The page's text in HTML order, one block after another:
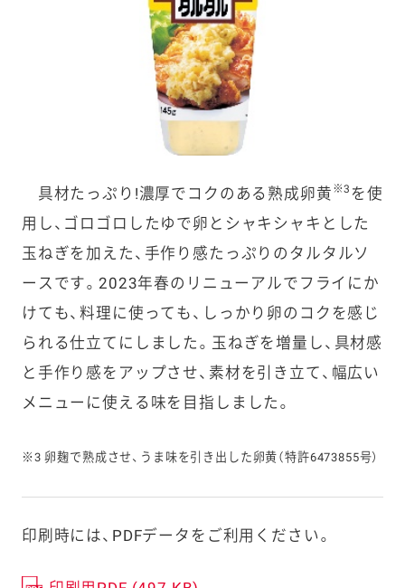
具材たっぷり!濃厚でコクのある熟成卵黄 ※3 を使
用し、ゴロゴロしたゆで卵とシャキシャキとした
玉ねぎを加えた、手作り感たっぷりのタルタルソ
ースです。2023年春のリニューアルでフライにか
けても、料理に使っても、しっかり卵のコクを感じ
られる仕立てにしました。玉ねぎを増量し、具材感
と手作り感をアップさせ、素材を引き立て、幅広い
メニューに使える味を目指しました。
※3 卵麹で熟成させ、うま味を引き出した卵黄（特許6473855号）
印刷時には、PDFデータをご利用ください。